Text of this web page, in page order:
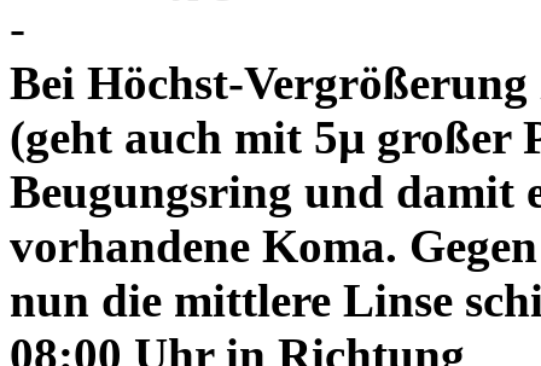
-
Bei Höchst-
(geht auch mit 5µ großer
Beugungsring und damit
vorhandene Koma.
nun die mittlere Linse
08:00 Uhr in Richtung